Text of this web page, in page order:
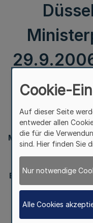
Ministerpräsident
Berufskonsularische
Bek. d.
-
Cookie-
Auf dieser Seite
entweder allen
die für die
sind. Hier finden Sie
Nur notwendige
Alle Cookies